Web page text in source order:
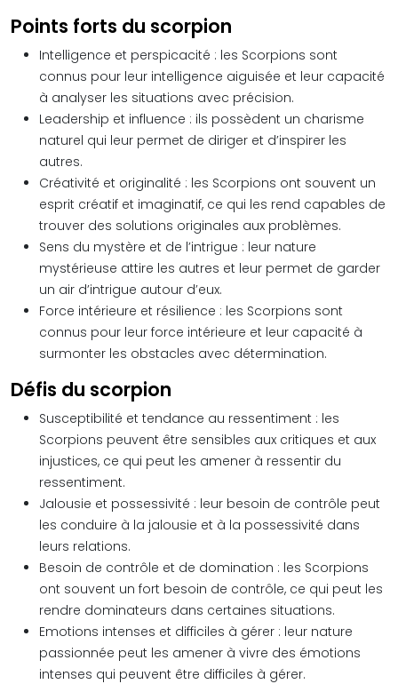
Points forts du scorpion
Intelligence et perspicacité : les Scorpions sont
connus pour leur intelligence aiguisée et leur capacité
à analyser les situations avec précision.
Leadership et influence : ils possèdent un charisme
naturel qui leur permet de diriger et d’inspirer les
autres.
Créativité et originalité : les Scorpions ont souvent un
esprit créatif et imaginatif, ce qui les rend capables de
trouver des solutions originales aux problèmes.
Sens du mystère et de l’intrigue : leur nature
mystérieuse attire les autres et leur permet de garder
un air d’intrigue autour d’eux.
Force intérieure et résilience : les Scorpions sont
connus pour leur force intérieure et leur capacité à
surmonter les obstacles avec détermination.
Défis du scorpion
Susceptibilité et tendance au ressentiment : les
Scorpions peuvent être sensibles aux critiques et aux
injustices, ce qui peut les amener à ressentir du
ressentiment.
Jalousie et possessivité : leur besoin de contrôle peut
les conduire à la jalousie et à la possessivité dans
leurs relations.
Besoin de contrôle et de domination : les Scorpions
ont souvent un fort besoin de contrôle, ce qui peut les
rendre dominateurs dans certaines situations.
Emotions intenses et difficiles à gérer : leur nature
passionnée peut les amener à vivre des émotions
intenses qui peuvent être difficiles à gérer.